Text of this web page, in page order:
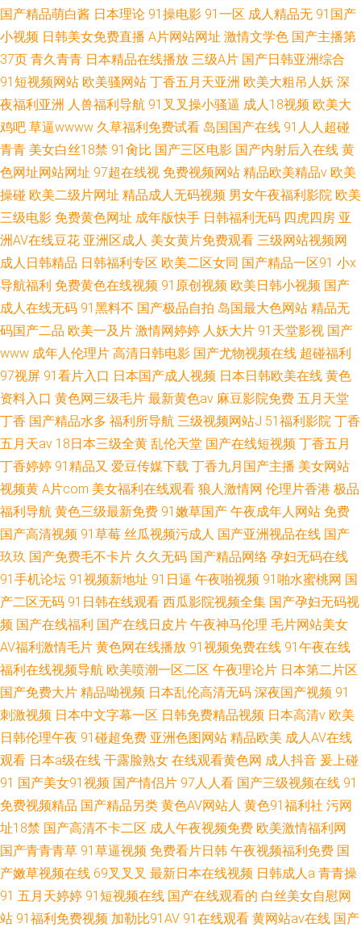
国产精品萌白酱 日本理论 91操电影 91一区 成人精品无 91国产
小视频 日韩美女免费直播 A片网站网址 激情文学色 国产主播第
37页 青久青青 日本精品在线播放 三级A片 国产日韩亚洲综合
91短视频网站 欧美骚网站 丁香五月天亚洲 欧美大粗吊人妖 深
夜福利亚洲 人兽福利导航 91叉叉操小骚逼 成人18视频 欧美大
鸡吧 草逼wwww 久草福利免费试看 岛国国产在线 91人人超碰
青青 美女白丝18禁 91肏比 国产三区电影 国产内射后入在线 黄
色网址网站网址 97超在线视 免费视频网站 精品欧美精品v 欧美
操碰 欧美二级片网址 精品成人无码视频 男女午夜福利影院 欧美
三级电影 免费黄色网址 成年版快手 日韩福利无码 四虎四房 亚
洲AV在线豆花 亚洲区成人 美女黄片免费观看 三级网站视频网
成人日韩精品 日韩福利专区 欧美二区女同 国产精品一区91 小x
导航福利 免费黄色在线视频 91原创视频 欧美日韩小视频 国产
成人在线无码 91黑料不 国产极品自拍 岛国最大色网站 精品无
码国产二品 欧美一及片 激情网婷婷 人妖大片 91天堂影视 国产
www 成年人伦理片 高清日韩电影 国产尤物视频在线 超碰福利
97视屏 91看片入口 日本国产成人视频 日本日韩欧美在线 黄色
资料入口 黄色网三级毛片 最新黄色av 麻豆影院免费 五月天堂
丁香 国产精品水多 福利所导航 三级视频网站J 51福利影院 丁香
五月天av 18日本三级全黄 乱伦天堂 国产在线短视频 丁香五月
丁香婷婷 91精品又 爱豆传媒下载 丁香九月国产主播 美女网站
视频黄 A片com 美女福利在线观看 狼人激情网 伦理片香港 极品
福利导航 黄色三级最新免费 91嫩草国产 午夜成年人网站 免费
国产高清视频 91草莓 丝瓜视频污成人 国产亚洲视品在线 国产
玖玖 国产免费毛不卡片 久久无码 国产精品网络 孕妇无码在线
91手机论坛 91视频新地址 91日逼 午夜啪视频 91啪水蜜桃网 国
产二区无码 91日韩在线观看 西瓜影院视频全集 国产孕妇无码视
频 国产在线福利 国产在线日皮片 午夜神马伦理 毛片网站美女
AV福利激情毛片 黄色网在线播放 91视频免费在线 91午夜在线
福利在线视频导航 欧美喷潮一区二区 午夜理论片 日本第二片区
国产免费大片 精品呦视频 日本乱伦高清无码 深夜国产视频 91
刺激视频 日本中文字幕一区 日韩免费精品视频 日本高清v 欧美
日韩伦理午夜 91碰超免费 亚洲色图网站 精品欧美 成人AV在线
观看 日本a级在线 干露脸熟女 在线观看黄色网 成人抖音 爰上碰
91 国产美女91视频 国产情侣片 97人人看 国产三级视频在线 91
免费视频精品 国产精品另类 黄色AV网站人 黄色91福利社 污网
址18禁 国产高清不卡二区 成人午夜视频免费 欧美激情福利网
国产青青青草 91草逼视频 免费看片日韩 午夜视频福利免费 国
产嫩草视频在线 69叉叉叉 最新日本在线视频 日韩成人a 青青操
91 五月天婷婷 91短视频在线 国产在线观看的 白丝美女自慰网
站 91福利免费视频 加勒比91AV 91在线观看 黄网站av在线 国产